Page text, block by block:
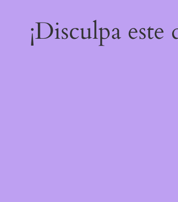
¡Disculpa